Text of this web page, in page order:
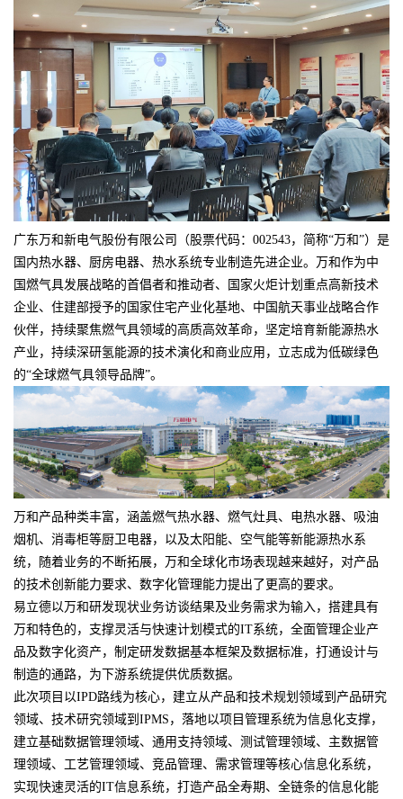
广东万和新电气股份有限公司（股票代码：002543，简称“万和”）是
国内热水器、厨房电器、热水系统专业制造先进企业。万和作为中
国燃气具发展战略的首倡者和推动者、国家火炬计划重点高新技术
企业、住建部授予的国家住宅产业化基地、中国航天事业战略合作
伙伴，持续聚焦燃气具领域的高质高效革命，坚定培育新能源热水
产业，持续深研氢能源的技术演化和商业应用，立志成为低碳绿色
的“全球燃气具领导品牌”。
万和产品种类丰富，涵盖燃气热水器、燃气灶具、电热水器、吸油
烟机、消毒柜等厨卫电器，以及太阳能、空气能等新能源热水系
统，随着业务的不断拓展，万和全球化市场表现越来越好，对产品
的技术创新能力要求、数字化管理能力提出了更高的要求。
易立德以万和研发现状业务访谈结果及业务需求为输入，搭建具有
万和特色的，支撑灵活与快速计划模式的IT系统，全面管理企业产
品及数字化资产，制定研发数据基本框架及数据标准，打通设计与
制造的通路，为下游系统提供优质数据。
此次项目以IPD路线为核心，建立从产品和技术规划领域到产品研究
领域、技术研究领域到IPMS，落地以项目管理系统为信息化支撑，
建立基础数据管理领域、通用支持领域、测试管理领域、主数据管
理领域、工艺管理领域、竞品管理、需求管理等核心信息化系统，
实现快速灵活的IT信息系统，打造产品全寿期、全链条的信息化能